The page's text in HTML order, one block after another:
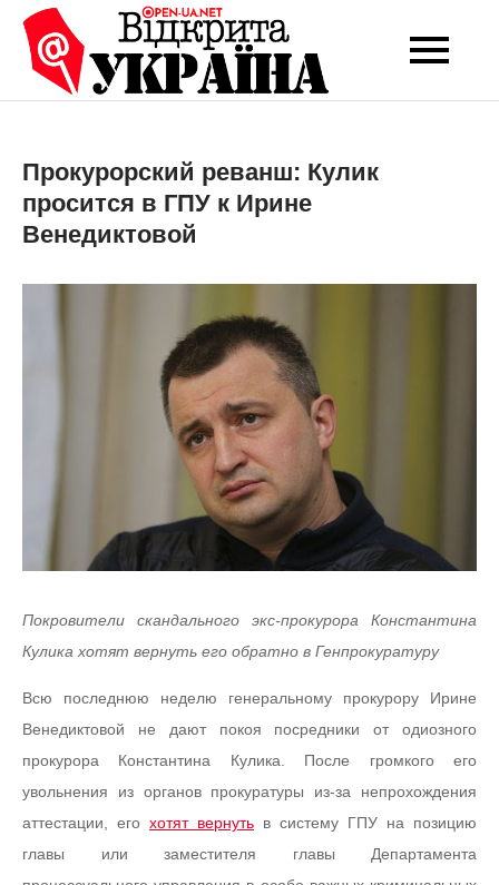
Перейти
вмісту
Open-UA
NET
Це ваше надійне
експертних думок
Прокурорский реванш: Кулик
просится в ГПУ к Ирине
Венедиктовой
Покровители скандального экс-прокурора Константина
Кулика хотят вернуть его обратно в Генпрокуратуру
Всю последнюю неделю генеральному прокурору Ирине
Венедиктовой не дают покоя посредники от одиозного
прокурора Константина Кулика. После громкого его
увольнения из органов прокуратуры из-за непрохождения
аттестации, его хотят вернуть в систему ГПУ на позицию
главы или заместителя главы Департамента